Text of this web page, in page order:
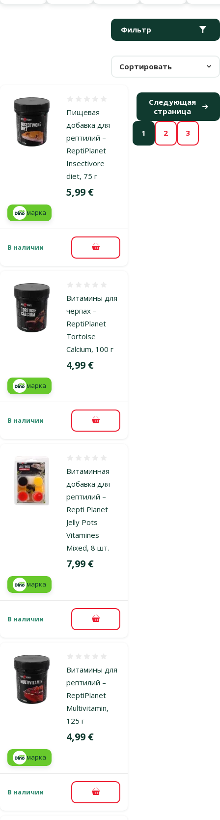
Фильтр
Сортировать
Продукты в категории Корм для рептилий
Пищевая
добавка для
рептилий –
ReptiPlanet
Insectivore
diet, 75 г
Цена
5,99 €
марка
В наличии В корзину
Витамины для
черпах –
ReptiPlanet
Tortoise
Calcium, 100 г
Цена
4,99 €
марка
В наличии В корзину
Витаминная
добавка для
рептилий –
Repti Planet
Jelly Pots
Vitamines
Mixed, 8 шт.
Цена
7,99 €
марка
В наличии В корзину
Витамины для
рептилий –
ReptiPlanet
Multivitamin,
125 г
Цена
4,99 €
марка
В наличии В корзину
1 2 3
Следующая
страница